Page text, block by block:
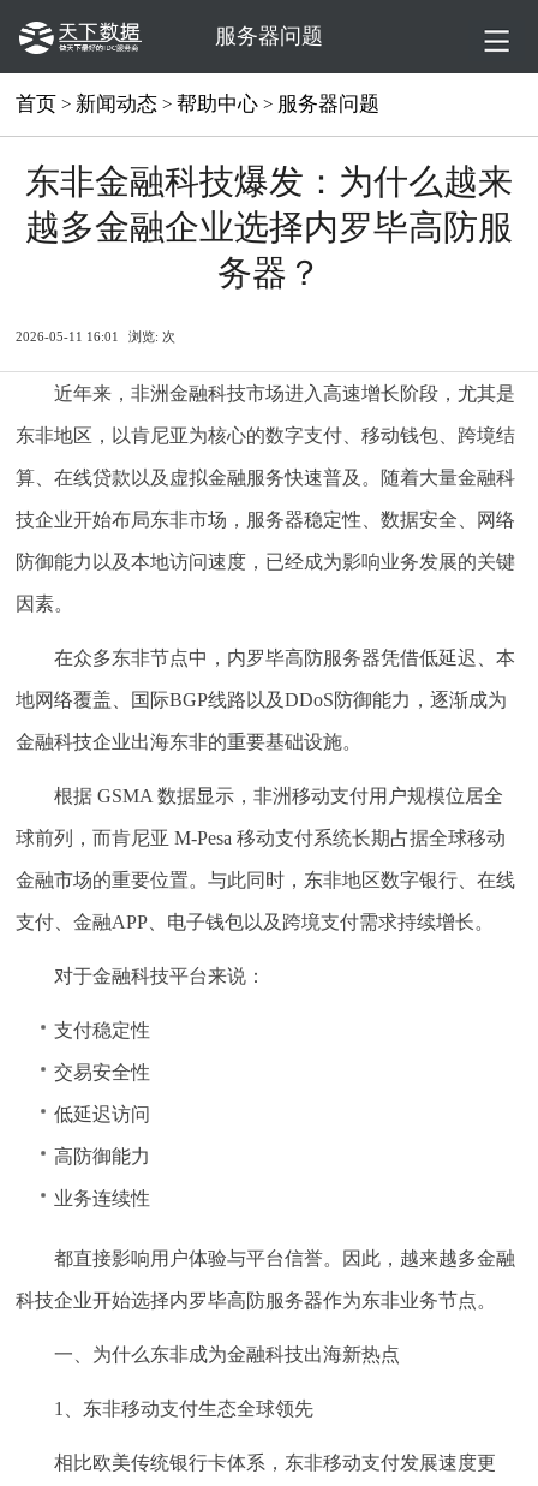
服务器问题
首页 > 新闻动态 >帮助中心 > 服务器问题
东非金融科技爆发：为什么越来
越多金融企业选择内罗毕高防服
务器？
2026-05-11 16:01 浏览: 次
近年来，非洲金融科技市场进入高速增长阶段，尤其是
东非地区，以肯尼亚为核心的数字支付、移动钱包、跨境结
算、在线贷款以及虚拟金融服务快速普及。随着大量金融科
技企业开始布局东非市场，服务器稳定性、数据安全、网络
防御能力以及本地访问速度，已经成为影响业务发展的关键
因素。
在众多东非节点中，内罗毕高防服务器凭借低延迟、本
地网络覆盖、国际BGP线路以及DDoS防御能力，逐渐成为
金融科技企业出海东非的重要基础设施。
根据 GSMA 数据显示，非洲移动支付用户规模位居全
球前列，而肯尼亚 M-Pesa 移动支付系统长期占据全球移动
金融市场的重要位置。与此同时，东非地区数字银行、在线
支付、金融APP、电子钱包以及跨境支付需求持续增长。
对于金融科技平台来说：
支付稳定性
交易安全性
低延迟访问
高防御能力
业务连续性
都直接影响用户体验与平台信誉。因此，越来越多金融
科技企业开始选择内罗毕高防服务器作为东非业务节点。
一、为什么东非成为金融科技出海新热点
1、东非移动支付生态全球领先
相比欧美传统银行卡体系，东非移动支付发展速度更